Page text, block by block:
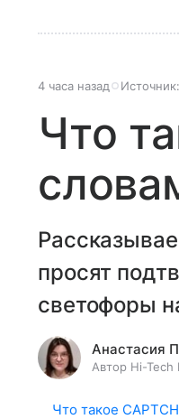
4 часа назад Источник:
Что
просят
светофоры
Анастасия
Автор Hi-Tech
Что такое